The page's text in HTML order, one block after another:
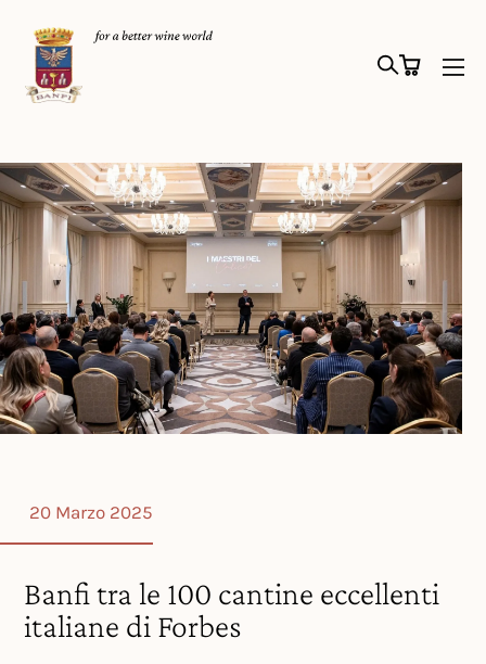
20 Marzo 2025
Banfi tra le 100 cantine eccellenti
italiane di Forbes